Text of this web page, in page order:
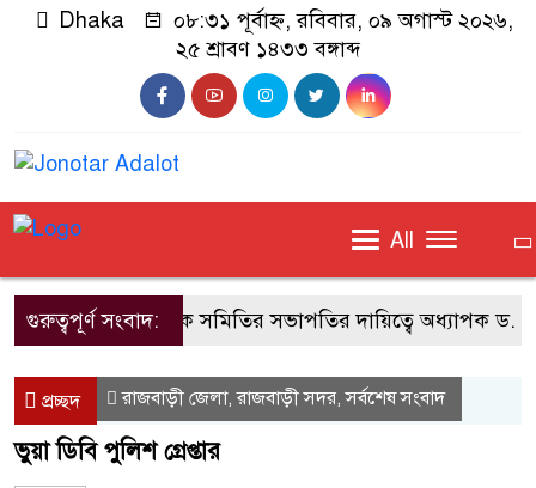
Dhaka
০৮:৩১ পূর্বাহ্ন, রবিবার, ০৯ অগাস্ট ২০২৬,
২৫ শ্রাবণ ১৪৩৩ বঙ্গাব্দ
All
গুরুত্বপূর্ণ সংবাদ:
জাবি শিক্ষক সমিতির সভাপতির দায়িত্বে অধ্যাপক ড.
প্রচ্ছদ রাজবাড়ী জেলা,রাজবাড়ী সদর,সর্বশেষ সংবাদ
ভুয়া ডিবি পুলিশ গ্রেপ্তার